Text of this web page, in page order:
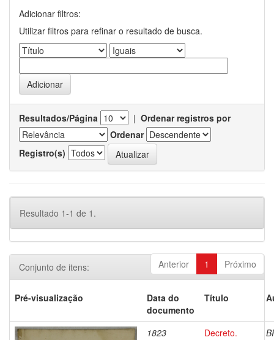
Adicionar filtros:
Utilizar filtros para refinar o resultado de busca.
Resultados/Página | Ordenar registros por
Ordenar
Registro(s)
Resultado 1-1 de 1.
Anterior 1 Próximo
Conjunto de itens:
Pré-visualização
Data do
documento
Título
1823
Decreto.